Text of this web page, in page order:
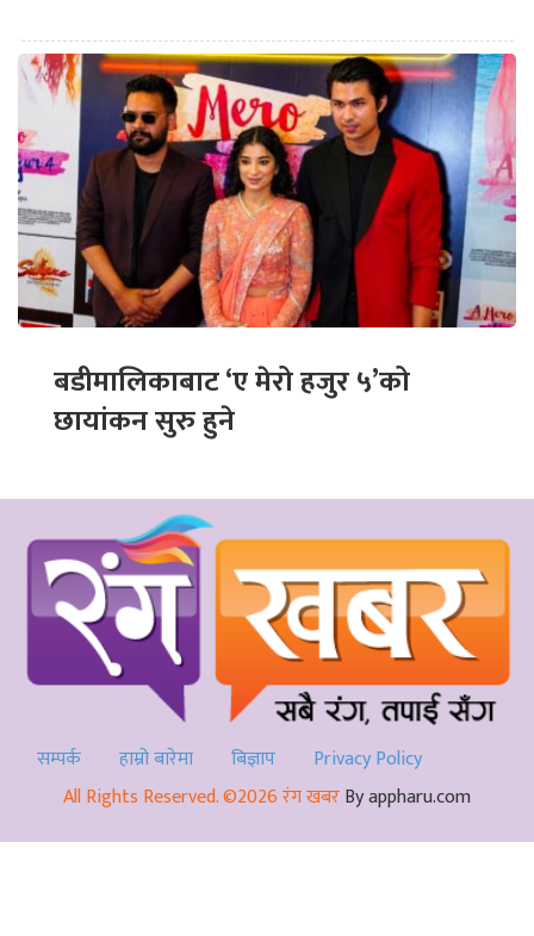
बडीमालिकाबाट ‘ए मेरो हजुर ५’को
छायांकन सुरु हुने
सम्पर्क हाम्रो बारेमा बिज्ञाप
Privacy Policy
All Rights Reserved. ©2026 रंग खबरBy appharu.com